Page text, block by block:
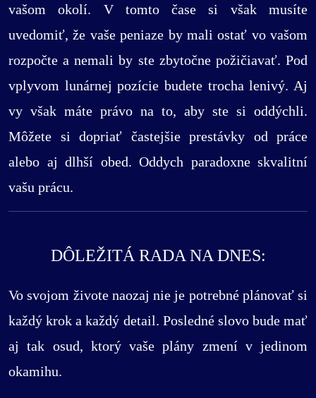
vašom okolí. V tomto čase si však musíte
uvedomiť, že vaše peniaze by mali ostať vo vašom
rozpočte a nemali by ste zbytočne požičiavať. Pod
vplyvom lunárnej pozície budete trocha lenivý. Aj
vy však máte právo na to, aby ste si oddýchli.
Môžete si dopriať častejšie prestávky od práce
alebo aj dlhší obed. Oddych paradoxne skvalitní
vašu prácu.
DÔLEŽITÁ RADA NA DNES:
Vo svojom živote naozaj nie je potrebné plánovať si
každý krok a každý detail. Posledné slovo bude mať
aj tak osud, ktorý vaše plány zmení v jedinom
okamihu.